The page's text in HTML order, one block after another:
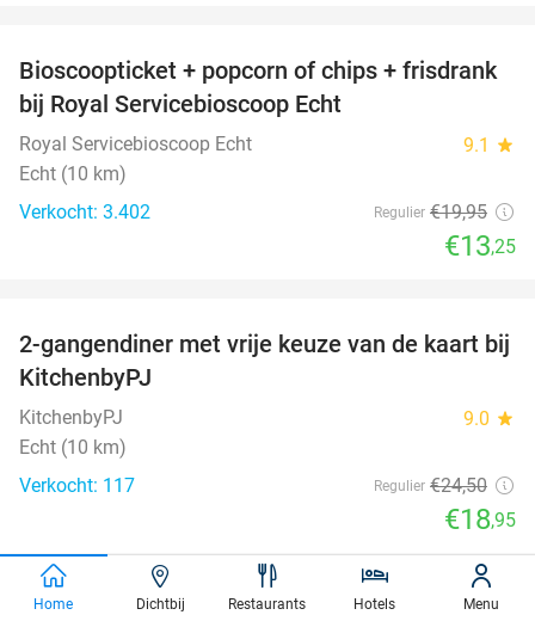
34%
Bioscoopticket + popcorn of chips + frisdrank
bij Royal Servicebioscoop Echt
Royal Servicebioscoop Echt 9.1 star
Echt (10 km)
Verkocht: 3.402
Regulier €19,95
€13,25
23%
2-gangendiner met vrije keuze van de kaart bij
KitchenbyPJ
KitchenbyPJ 9.0 star
Echt (10 km)
Verkocht: 117
Regulier €24,50
€18,95
favorite_border
Home Dichtbij Restaurants Hotels Menu